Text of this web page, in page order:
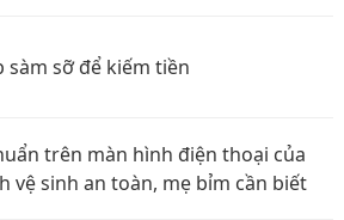
sàm sỡ để kiếm tiền
trên màn hình điện thoại của
vệ sinh an toàn, mẹ bỉm cần biết